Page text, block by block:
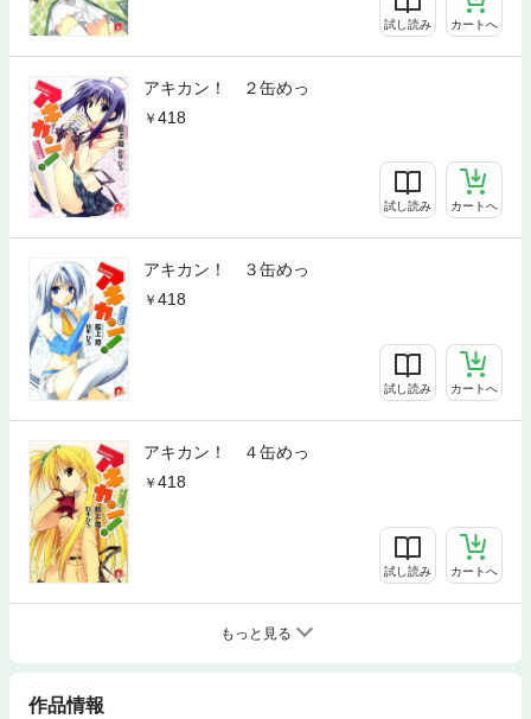
試し読み カートへ
アキカン！ ２缶めっ
418
試し読み カートへ
アキカン！ ３缶めっ
418
試し読み カートへ
アキカン！ ４缶めっ
418
試し読み カートへ
もっと見る
作品情報